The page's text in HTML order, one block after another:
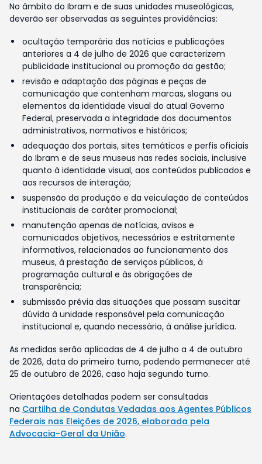
No âmbito do Ibram e de suas unidades museológicas,
deverão ser observadas as seguintes providências:
ocultação temporária das notícias e publicações
anteriores a 4 de julho de 2026 que caracterizem
publicidade institucional ou promoção da gestão;
revisão e adaptação das páginas e peças de
comunicação que contenham marcas, slogans ou
elementos da identidade visual do atual Governo
Federal, preservada a integridade dos documentos
administrativos, normativos e históricos;
adequação dos portais, sites temáticos e perfis oficiais
do Ibram e de seus museus nas redes sociais, inclusive
quanto à identidade visual, aos conteúdos publicados e
aos recursos de interação;
suspensão da produção e da veiculação de conteúdos
institucionais de caráter promocional;
manutenção apenas de notícias, avisos e
comunicados objetivos, necessários e estritamente
informativos, relacionados ao funcionamento dos
museus, à prestação de serviços públicos, à
programação cultural e às obrigações de
transparência;
submissão prévia das situações que possam suscitar
dúvida à unidade responsável pela comunicação
institucional e, quando necessário, à análise jurídica.
As medidas serão aplicadas de 4 de julho a 4 de outubro
de 2026, data do primeiro turno, podendo permanecer até
25 de outubro de 2026, caso haja segundo turno.
Orientações detalhadas podem ser consultadas
na Cartilha de Condutas Vedadas aos Agentes Públicos
Federais nas Eleições de 2026, elaborada pela
Advocacia-Geral da União.